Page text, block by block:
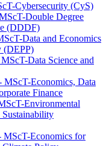
Cybersecurity (CyS)
Double Degree
(DDDF)
Data and Economics
(DEPP)
Data Science and
Economics, Data
Finance
Environmental
Economics for